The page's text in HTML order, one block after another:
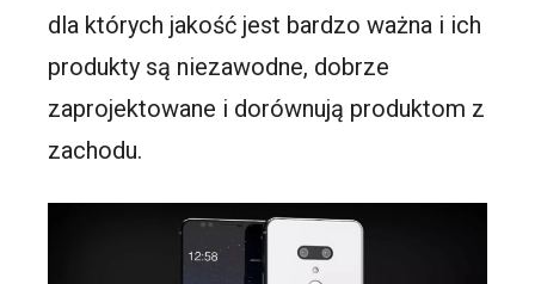
dla których jakość jest bardzo ważna i ich
produkty są niezawodne, dobrze
zaprojektowane i dorównują produktom z
zachodu.